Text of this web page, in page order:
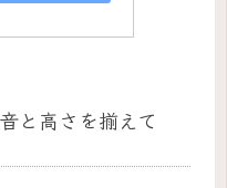
と高さを揃えて